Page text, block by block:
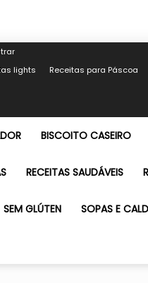
lights Receitas para Páscoa
BISCOITO CASEIRO
RECEITAS SAUDÁVEIS
SEM GLÚTEN SOPAS E